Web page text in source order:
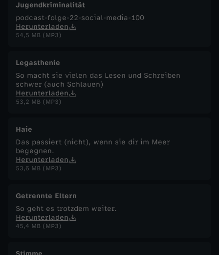
Jugendkriminalität
podcast-folge-22-social-media-100
Herunterladen
54,5 MB (MP3)
Legasthenie
So macht sie vielen das Lesen und Schreiben
schwer (auch Schlauen)
Herunterladen
53,2 MB (MP3)
Haie
Das passiert (nicht), wenn sie dir im Meer
begegnen.
Herunterladen
53,6 MB (MP3)
Getrennte Eltern
So geht es trotzdem weiter.
Herunterladen
45,4 MB (MP3)